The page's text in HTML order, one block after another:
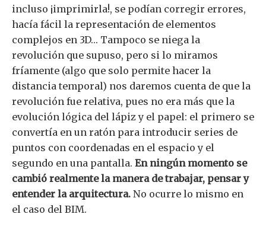
incluso ¡imprimirla!, se podían corregir errores,
hacía fácil la representación de elementos
complejos en 3D… Tampoco se niega la
revolución que supuso, pero si lo miramos
fríamente (algo que solo permite hacer la
distancia temporal) nos daremos cuenta de que la
revolución fue relativa, pues no era más que la
evolución lógica del lápiz y el papel: el primero se
convertía en un ratón para introducir series de
puntos con coordenadas en el espacio y el
segundo en una pantalla. En ningún momento se
cambió realmente la manera de trabajar, pensar y
entender la arquitectura. No ocurre lo mismo en
el caso del BIM.